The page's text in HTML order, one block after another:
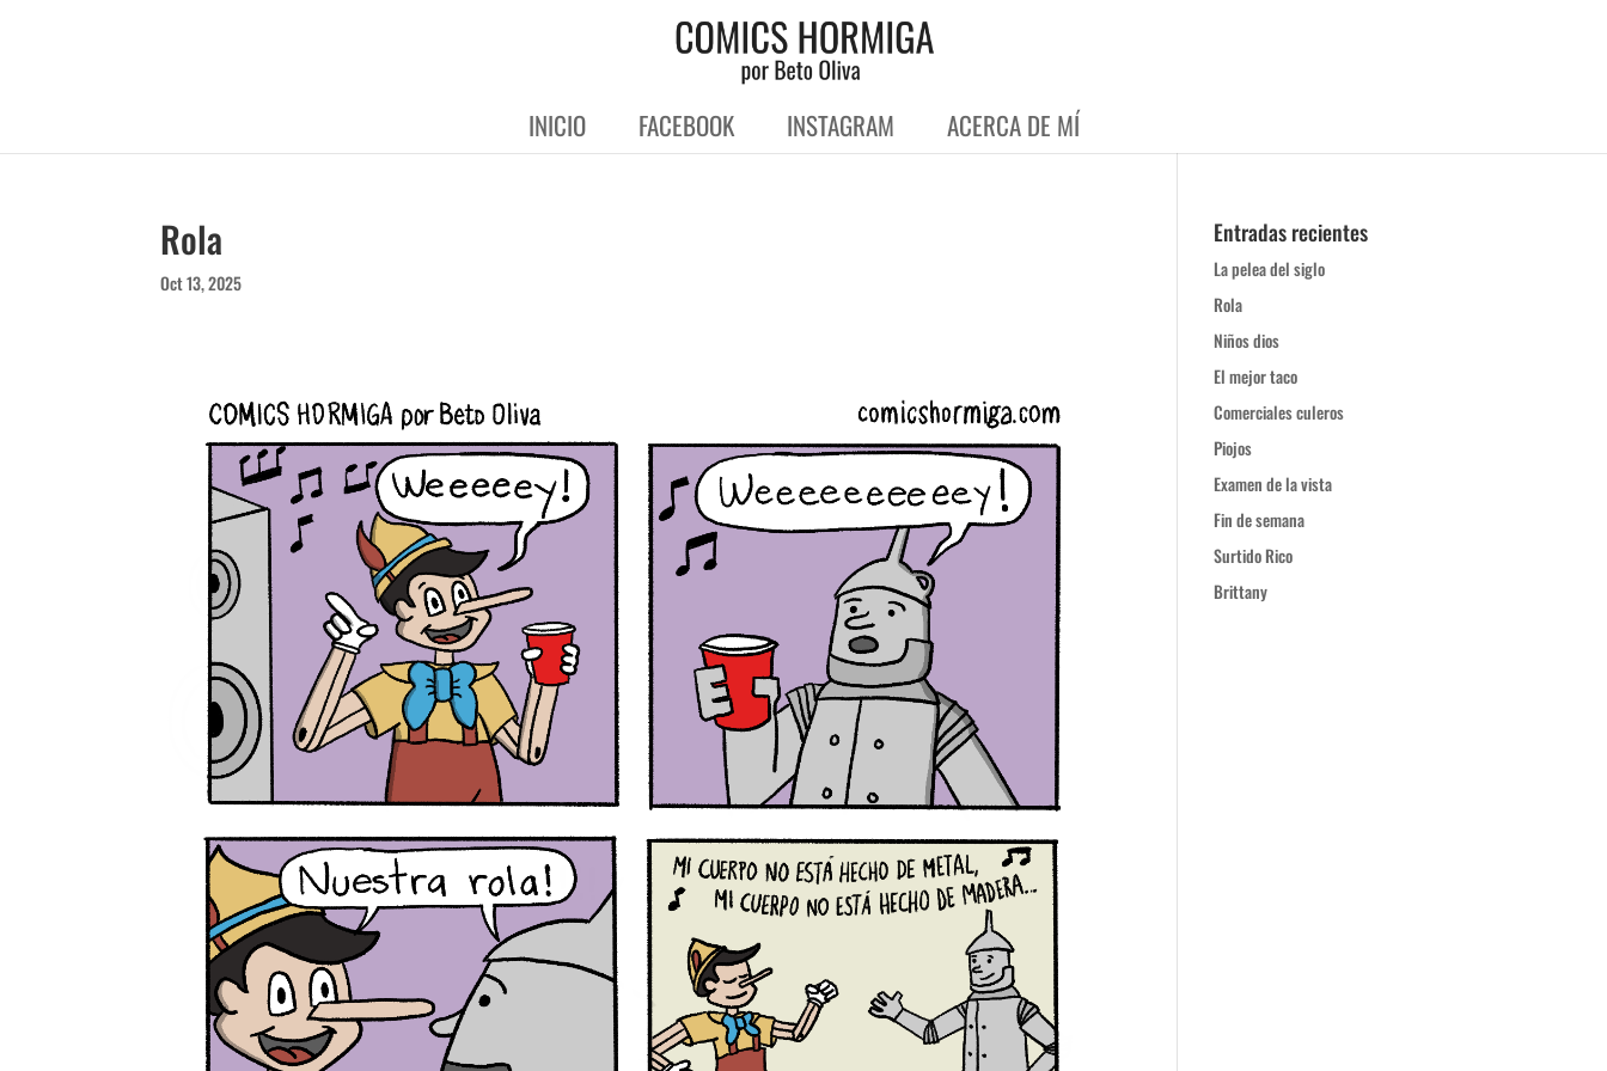
INICIO FACEBOOK INSTAGRAM ACERCA DE MÍ
Rola
Oct 13, 2025
Entradas recientes
La pelea del siglo
Rola
Niños dios
El mejor taco
Comerciales culeros
Piojos
Examen de la vista
Fin de semana
Surtido Rico
Brittany